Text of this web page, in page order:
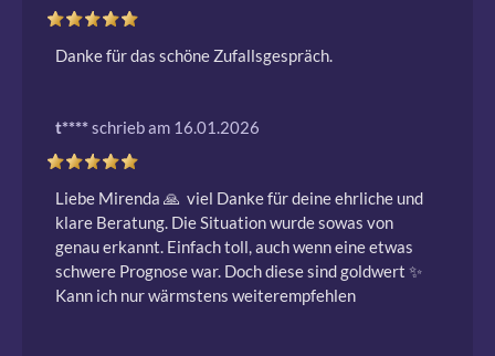
Danke für das schöne Zufallsgespräch.
t****schrieb am 16.01.2026
Liebe Mirenda 🙏  viel Danke für deine ehrliche und
klare Beratung. Die Situation wurde sowas von
genau erkannt. Einfach toll, auch wenn eine etwas
schwere Prognose war. Doch diese sind goldwert ✨ ️
Kann ich nur wärmstens weiterempfehlen